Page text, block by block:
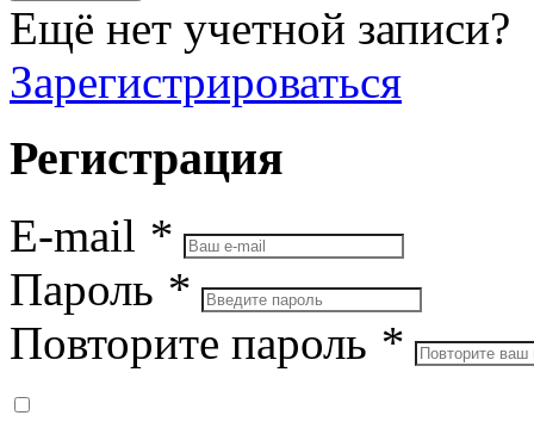
Ещё нет учетной записи?
Зарегистрироваться
Регистрация
E-mail *
Пароль *
Повторите пароль *